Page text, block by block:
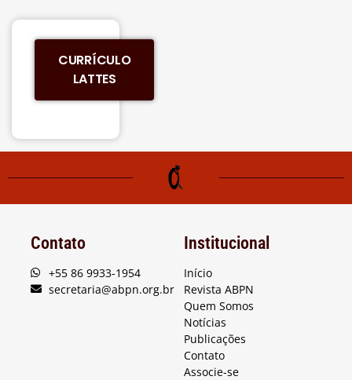
CURRÍCULO
LATTES
Contato
+55 86 9933-1954
secretaria@abpn.org.br
Institucional
Início
Revista ABPN
Quem Somos
Notícias
Publicações
Contato
Associe-se